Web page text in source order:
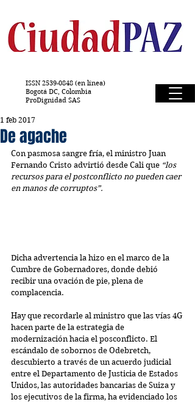
ISSN 2539-0848 (en línea)
Bogotá DC, Colombia
ProDignidad SAS
De agache
1 feb 2017
Con pasmosa sangre fría, el ministro Juan
Fernando Cristo advirtió desde Cali que “los
recursos para el postconflicto no pueden caer
en manos de corruptos”.
Dicha advertencia la hizo en el marco de la
Cumbre de Gobernadores, donde debió
recibir una ovación de pie, plena de
complacencia.
Hay que recordarle al ministro que las vías 4G
hacen parte de la estrategia de
modernización hacia el posconflicto. El
escándalo de sobornos de Odebretch,
descubierto a través de un acuerdo judicial
entre el Departamento de Justicia de Estados
Unidos, las autoridades bancarias de Suiza y
los ejecutivos de la firma, ha evidenciado los